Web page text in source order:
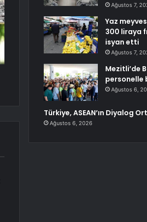
Ağustos 7,
Yaz
300 liraya
isyan etti
Ağustos 7,
Mezitli’de
personelle
Ağustos 6,
Türkiye, ASEAN’ın Diyalog
Ağustos 6, 2026